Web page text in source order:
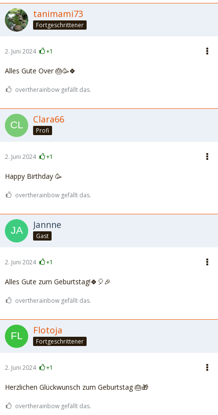
tanimami73
Fortgeschrittener
2. Juni 2024 +1
Alles Gute Over 🎂🥳🍀
overtherainbow gefällt das.
Clara66
Profi
2. Juni 2024 +1
Happy Birthday 🥳
overtherainbow gefällt das.
Jannne
Gast
2. Juni 2024 +1
Alles Gute zum Geburtstag!🍀🎈🎉
overtherainbow gefällt das.
Flotoja
Fortgeschrittener
2. Juni 2024 +1
Herzlichen Glückwunsch zum Geburtstag 🎂🎁
overtherainbow gefällt das.